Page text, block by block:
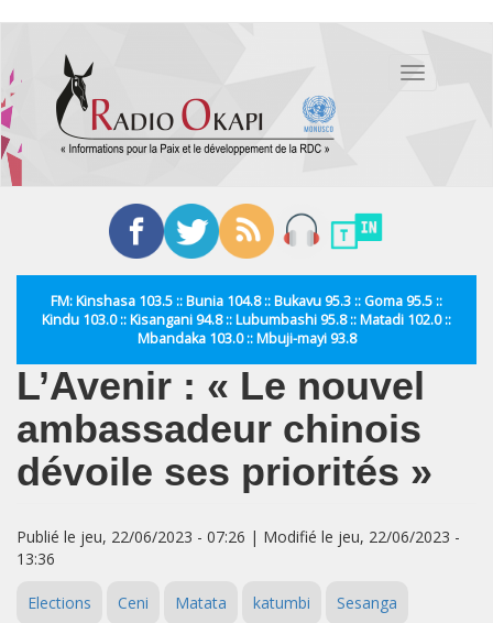
contenu
principal
Toggle
FM: Kinshasa 103.5 :: Bunia 104.8 :: Bukavu 95.3 :: Goma 95.5 ::
Kindu 103.0 :: Kisangani 94.8 :: Lubumbashi 95.8 :: Matadi 102.0 ::
Mbandaka 103.0 :: Mbuji-mayi 93.8
L’Avenir : « Le nouvel
ambassadeur chinois
dévoile ses priorités »
Publié le jeu, 22/06/2023 - 07:26 | Modifié le jeu, 22/06/2023 -
13:36
Elections Ceni Matata katumbi Sesanga